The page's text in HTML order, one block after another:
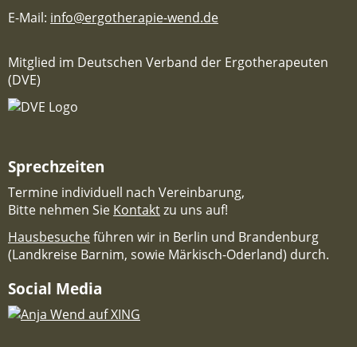
E-Mail: info@ergotherapie-wend.de
Mitglied im Deutschen Verband der Ergotherapeuten
(DVE)
Sprechzeiten
Termine individuell nach Vereinbarung,
Bitte nehmen Sie Kontaktzu uns auf!
Hausbesucheführen wir in Berlin und Brandenburg
(Landkreise Barnim, sowie Märkisch-Oderland) durch.
Social Media